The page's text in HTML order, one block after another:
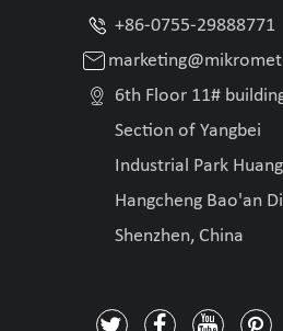
 +86-0755-29888771

 6th Floor 11#
Section of Yangbei
Industrial Park
Hangcheng Bao'an
Shenzhen, China
   